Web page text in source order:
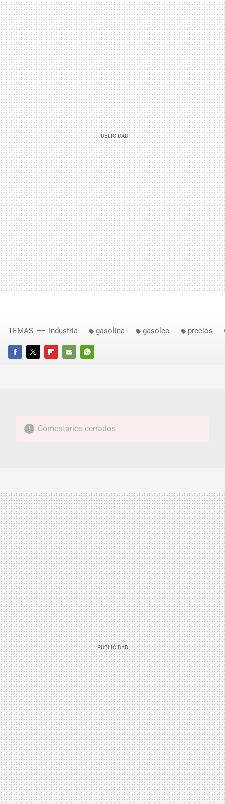
FACEBOOKTWITTERFLIPBOARD
E-
WHATSAPP
TEMAS Industria gasolina gasoleo precios
Comentarios cerrados